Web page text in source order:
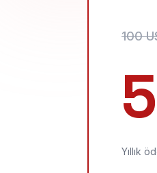
100
Yıllık